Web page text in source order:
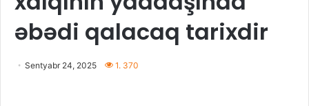
əbədi qalacaq tarixdir
Sentyabr 24, 2025 1. 370